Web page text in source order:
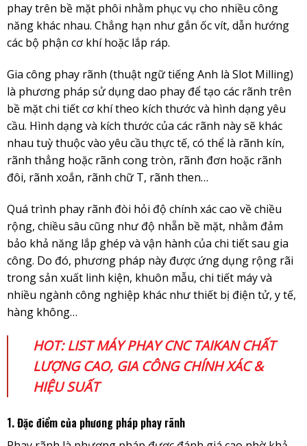
phay trên bề mặt phôi nhằm phục vụ cho nhiều công
năng khác nhau. Chẳng hạn như gắn ốc vít, dẫn hướng
các bộ phận cơ khí hoặc lắp ráp.
Gia công phay rãnh (thuật ngữ tiếng Anh là Slot Milling)
là phương pháp sử dụng dao phay để tạo các rãnh trên
bề mặt chi tiết cơ khí theo kích thước và hình dạng yêu
cầu. Hình dạng và kích thước của các rãnh này sẽ khác
nhau tuỳ thuộc vào yêu cầu thực tế, có thể là rãnh kín,
rãnh thẳng hoặc rãnh cong tròn, rãnh đơn hoặc rãnh
đôi, rãnh xoắn, rãnh chữ T, rãnh then…
Quá trình phay rãnh đòi hỏi độ chính xác cao về chiều
rộng, chiều sâu cũng như độ nhẵn bề mặt, nhằm đảm
bảo khả năng lắp ghép và vận hành của chi tiết sau gia
công. Do đó, phương pháp này được ứng dụng rộng rãi
trong sản xuất linh kiện, khuôn mẫu, chi tiết máy và
nhiều ngành công nghiệp khác như thiết bị điện tử, y tế,
hàng không…
HOT:LIST MÁY PHAY CNC TAIKAN CHẤT
LƯỢNG CAO, GIA CÔNG CHÍNH XÁC &
HIỆU SUẤT
1. Đặc điểm của phương pháp phay rãnh